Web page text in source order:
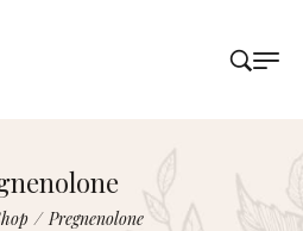
/ Pregnenolone